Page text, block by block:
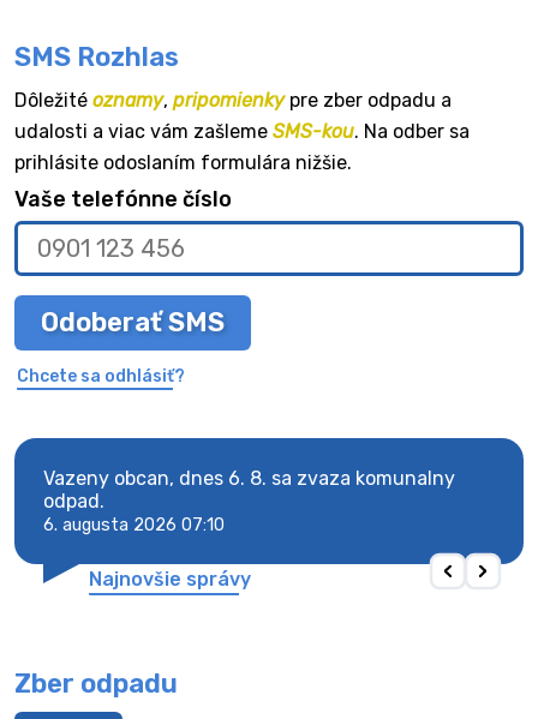
SMS Rozhlas
Dôležité oznamy, pripomienkypre zber odpadu a
udalosti a viac vám zašleme SMS-kou. Na odber sa
prihlásite odoslaním formulára nižšie.
Vaše telefónne číslo
Odoberať SMS
Chcete sa odhlásiť?
Vazeny obcan, dnes 6. 8. sa zvaza komunalny
odpad.
6. augusta 2026 07:10
Najnovšie správy
Zber odpadu